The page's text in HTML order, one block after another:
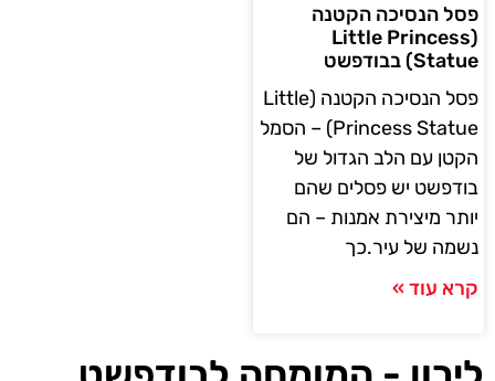
פסל הנסיכה הקטנה
(Little Princess
Statue) בבודפשט
פסל הנסיכה הקטנה (Little
Princess Statue) – הסמל
הקטן עם הלב הגדול של
בודפשט יש פסלים שהם
יותר מיצירת אמנות – הם
נשמה של עיר.כך
קרא עוד »